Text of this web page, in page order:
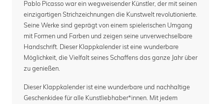
Pablo Picasso war ein wegweisender Künstler, der mit seinen
einzigartigen Strichzeichnungen die Kunstwelt revolutionierte.
Seine Werke sind geprägt von einem spielerischen Umgang
mit Formen und Farben und zeigen seine unverwechselbare
Handschrift. Dieser Klappkalender ist eine wunderbare
Möglichkeit, die Vielfalt seines Schaffens das ganze Jahr über
zu genießen.
Dieser Klappkalender ist eine wunderbare und nachhaltige
Geschenkidee für alle Kunstliebhaber*innen. Mit jedem